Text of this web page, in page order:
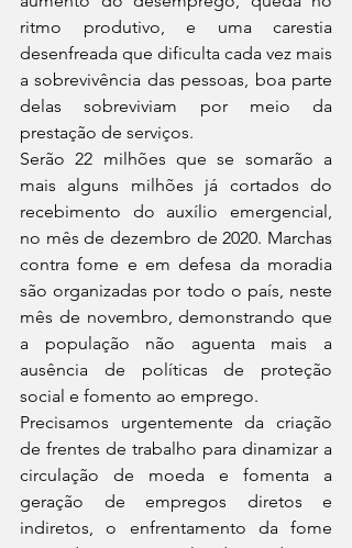
ritmo produtivo, e uma carestia
desenfreada que dificulta cada vez mais
a sobrevivência das pessoas, boa parte
delas sobreviviam por meio da
prestação de serviços.
Serão 22 milhões que se somarão a
mais alguns milhões já cortados do
recebimento do auxílio emergencial,
no mês de dezembro de 2020. Marchas
contra fome e em defesa da moradia
são organizadas por todo o país, neste
mês de novembro, demonstrando que
a população não aguenta mais a
ausência de políticas de proteção
social e fomento ao emprego.
Precisamos urgentemente da criação
de frentes de trabalho para dinamizar a
circulação de moeda e fomenta a
geração de empregos diretos e
indiretos, o enfrentamento da fome